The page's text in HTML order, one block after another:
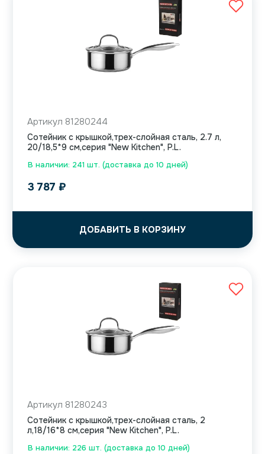
В наличии: 241 шт. (доставка до 10 дней)
Артикул 81280244
Сотейник с крышкой,трех-слойная сталь, 2.7 л,
20/18,5*9 см,серия "New Kitchen", P.L.
3 787 ₽
ДОБАВИТЬ В КОРЗИНУ
В наличии: 226 шт. (доставка до 10 дней)
Артикул 81280243
Сотейник с крышкой,трех-слойная сталь, 2
л,18/16*8 см,серия "New Kitchen", P.L.